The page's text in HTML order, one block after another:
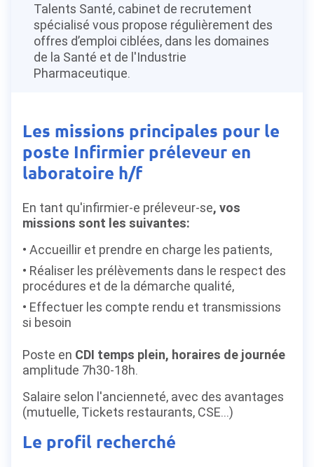
Talents Santé, cabinet de recrutement
spécialisé vous propose régulièrement des
offres d’emploi ciblées, dans les domaines
de la Santé et de l'Industrie
Pharmaceutique.
Les missions principales pour le
poste Infirmier préleveur en
laboratoire h/f
En tant qu'infirmier-e préleveur-se, vos
missions sont les suivantes:
Accueillir et prendre en charge les patients,
Réaliser les prélèvements dans le respect des
procédures et de la démarche qualité,
Effectuer les compte rendu et transmissions
si besoin
Poste en CDI temps plein, horaires de journée
amplitude 7h30-18h.
Salaire selon l'ancienneté, avec des avantages
(mutuelle, Tickets restaurants, CSE...)
Le profil recherché